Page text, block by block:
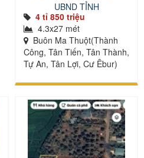
UBND TỈNH
4 tỉ 850 triệu
4.3x27 mét
Buôn Ma Thuột(Thành
Công, Tân Tiến, Tân Thành,
Tự An, Tân Lợi, Cư Êbur)